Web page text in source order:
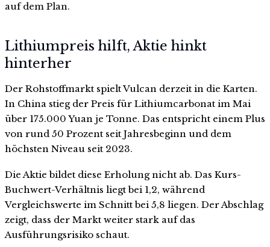
auf dem Plan.
Lithiumpreis hilft, Aktie hinkt
hinterher
Der Rohstoffmarkt spielt Vulcan derzeit in die Karten.
In China stieg der Preis für Lithiumcarbonat im Mai
über 175.000 Yuan je Tonne. Das entspricht einem Plus
von rund 50 Prozent seit Jahresbeginn und dem
höchsten Niveau seit 2023.
Die Aktie bildet diese Erholung nicht ab. Das Kurs-
Buchwert-Verhältnis liegt bei 1,2, während
Vergleichswerte im Schnitt bei 5,8 liegen. Der Abschlag
zeigt, dass der Markt weiter stark auf das
Ausführungsrisiko schaut.